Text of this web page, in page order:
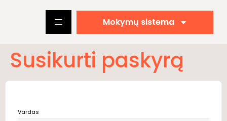
Mokymų sistema
Susikurti paskyrą
Vardas